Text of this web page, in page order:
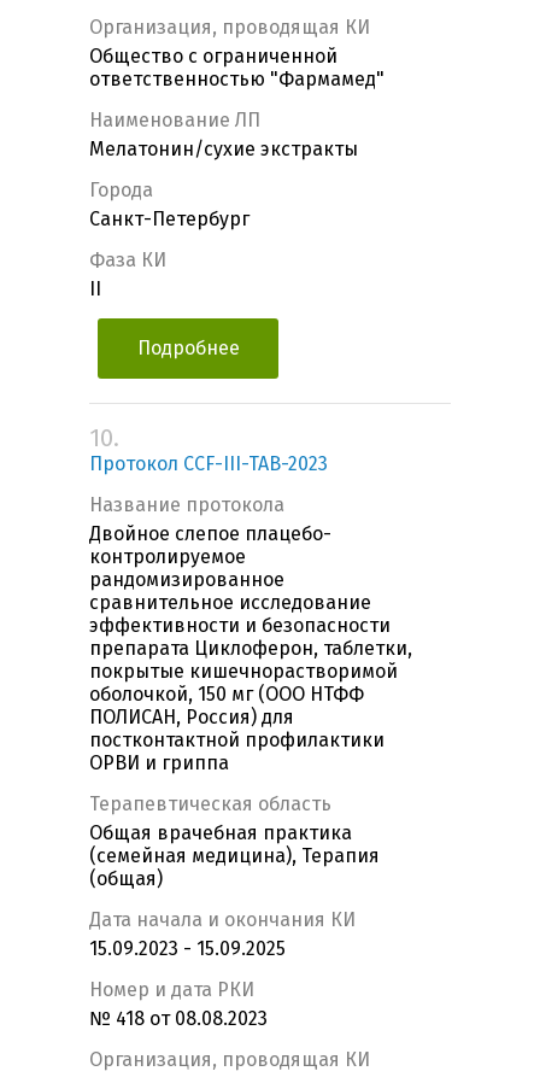
Организация, проводящая КИ
Общество с ограниченной
ответственностью "Фармамед"
Наименование ЛП
Мелатонин/сухие экстракты
Города
Санкт-Петербург
Фаза КИ
Подробнее
10.
Протокол CCF-III-TAB-2023
Название протокола
Двойное слепое плацебо-
контролируемое
рандомизированное
сравнительное исследование
эффективности и безопасности
препарата Циклоферон, таблетки,
покрытые кишечнорастворимой
оболочкой, 150 мг (ООО НТФФ
ПОЛИСАН, Россия) для
постконтактной профилактики
ОРВИ и гриппа
Терапевтическая область
Общая врачебная практика
(семейная медицина), Терапия
(общая)
Дата начала и окончания КИ
15.09.2023 - 15.09.2025
Номер и дата РКИ
№ 418 от 08.08.2023
Организация, проводящая КИ